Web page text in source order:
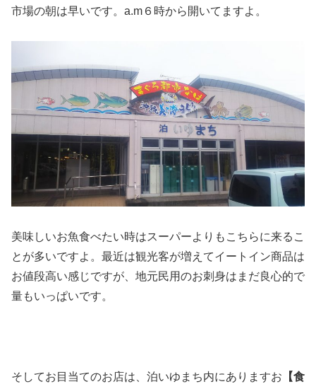
市場の朝は早いです。a.m６時から開いてますよ。
美味しいお魚食べたい時はスーパーよりもこちらに来るこ
とが多いですよ。最近は観光客が増えてイートイン商品は
お値段高い感じですが、地元民用のお刺身はまだ良心的で
量もいっぱいです。
そしてお目当てのお店は、泊いゆまち内にありますお 【食